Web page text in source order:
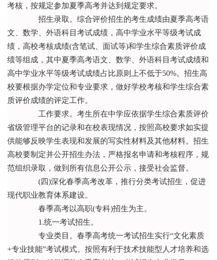
考核，按规定参加夏季高考并达到规定要求。
招生录取。综合评价招生的考生成绩由夏季高考语
文、数学、外语科目考试成绩，高中学业水平等级考试成
绩，高校考核成绩(含笔试、面试等)和学生综合素质评价成
绩等组成，其中夏季高考语文、数学、外语科目考试成绩和
高中学业水平等级考试成绩占比原则上不低于50%。招生高
校要根据办学定位和专业要求，做好学校考核和学生综合素
质评价成绩的评定工作。
工作要求。考生所在中学应依据学生综合素质评价
省级管理平台的记录和在校表现情况，按照高校要求如实提
供能够反映学生表现和发展的写实性材料及其他材料。招生
高校要制定并公开招生办法，严格报名申请和考核程序，规
范组织录取，做到所有信息公开公示，接受社会监督。
(四)深化春季高考改革，推行分类考试招生，促进
现代职业教育体系建设。
春季高考以高职(专科)招生为主。
1.统一考试招生。
专业类目。春季高考统一考试招生实行“文化素质
+专业技能”考试模式。按照有利于技术技能型人才培养和选